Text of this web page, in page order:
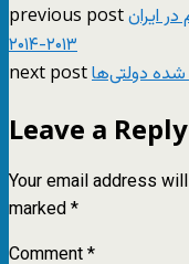
previous postدر ایران
۲۰۱۳-۲۰۱۴
next postدولتی‌ها
Leave a Reply
Your email address
marked*
Comment*